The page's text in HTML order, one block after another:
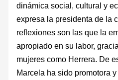
dinámica social, cultural y
expresa la presidenta de la
reflexiones son las que la
apropiado en su labor,
mujeres como Herrera. De
Marcela ha sido promotora